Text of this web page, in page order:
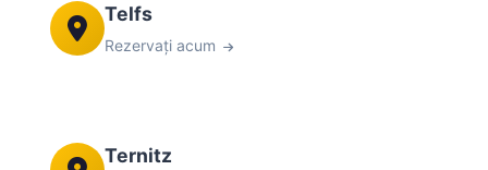
Telfs
Rezervați acum
Ternitz